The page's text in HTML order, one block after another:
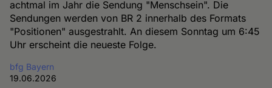
achtmal im Jahr die Sendung "Menschsein". Die
Sendungen werden von BR 2 innerhalb des Formats
"Positionen" ausgestrahlt. An diesem Sonntag um 6:45
Uhr erscheint die neueste Folge.
bfg Bayern
19.06.2026